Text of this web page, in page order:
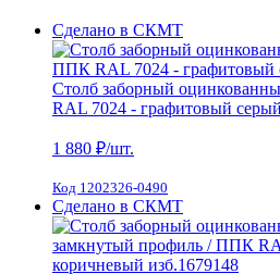
Сделано в СКМТ
Столб заборный
RAL 7024 - графитовый серый
1 880 ₽/шт.
Код 1202326-0490
Сделано в СКМТ